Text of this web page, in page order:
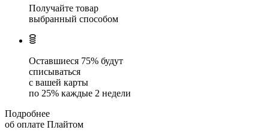
Получайте товар
выбранный способом
Оставшиеся 75% будут
списываться
с вашей карты
по 25% каждые 2 недели
Подробнее
об оплате Плайтом